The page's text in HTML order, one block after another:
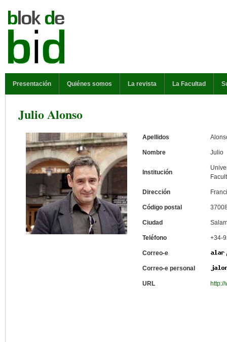
Presentación Quiénes somos La revista La Facultad
Julio Alonso
Apellidos
Nombre Julio
Institución
Dirección
Código postal
Ciudad
Teléfono +34-
Correo-e
Correo-e personal
URL